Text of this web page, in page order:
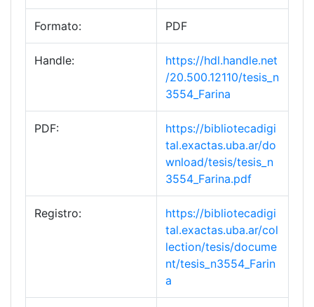
Formato: PDF
Handle:
https://hdl.handle.net
/20.500.12110/tesis_n
3554_Farina
PDF:
https://bibliotecadigi
tal.exactas.uba.ar/do
wnload/tesis/tesis_n
3554_Farina.pdf
Registro:
https://bibliotecadigi
tal.exactas.uba.ar/col
lection/tesis/docume
nt/tesis_n3554_Farin
a